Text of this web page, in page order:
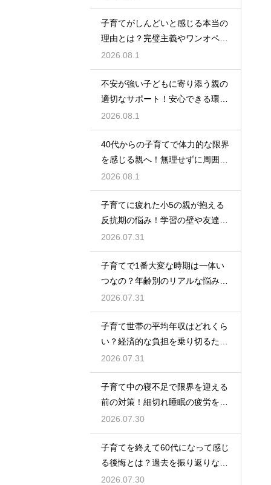
ミュニケーション
子育てがしんどいと感じる本当の
理由とは？完璧主義やワンオペの
負担を手放して自分らしく育児を
楽しむためのヒント
2026.08.1
不安が強い子どもに寄り添う親の
適切なサポート！安心できる環境
を作って自己肯定感を高め自立心
を育むための接し方
2026.08.1
40代からの子育てで体力的な限界
を感じる親へ！無理せずに周囲の
サポートを活用して心に余裕を持
って育児をするコツ
2026.08.1
子育てに疲れた小5の親が抱える
反抗期の悩み！学習の壁や友達関
係のトラブルに適切に向き合って
サポートする術
2026.07.31
子育てで1番大変な時期は一体い
つなの？年齢別のリアルな悩みと
それを乗り越えるための親として
の心構えや工夫
2026.07.31
子育て世帯の平均年収はどれくら
い？経済的な負担を乗り切るため
の家計管理と将来に向けた計画的
な貯金のアドバイス
2026.07.31
子育て中の寝不足で限界を迎える
前の対策！細切れ睡眠の疲労を効
率良く回復させて日中のパフォー
マンスを上げる術
2026.07.30
子育てを終えて60代になって感じ
る後悔とは？過去を振り返りなが
らこれからの自分の人生を豊かに
2026.07.30